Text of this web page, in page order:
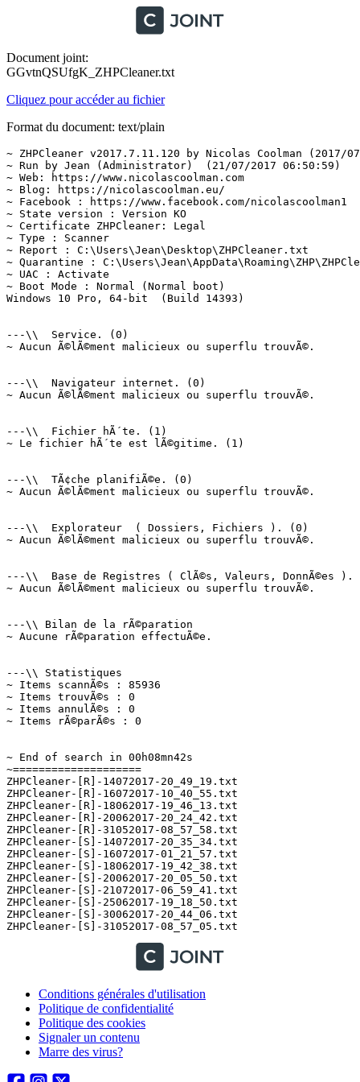
Document joint:
GGvtnQSUfgK_ZHPCleaner.txt
Cliquez pour accéder au fichier
Format du document: text/plain
~ ZHPCleaner v2017.7.11.120 by Nicolas Coolman (2017/
~ Run by Jean (Administrator)  (21/07/2017 06:50:59)
~ Web: https://www.nicolascoolman.com
~ Blog: https://nicolascoolman.eu/
~ Facebook : https://www.facebook.com/nicolascoolman1
~ State version : Version KO
~ Certificate ZHPCleaner: Legal
~ Type : Scanner
~ Report : C:\Users\Jean\Desktop\ZHPCleaner.txt
~ Quarantine :
~ UAC : Activate
~ Boot Mode : Normal (Normal boot)
Windows 10 Pro, 64-bit  (Build 14393)
---\\  Service. (0)
~ Aucun Ã©lÃ©ment malicieux ou superflu trouvÃ©.
---\\  Navigateur internet. (0)
~ Aucun Ã©lÃ©ment malicieux ou superflu trouvÃ©.
---\\  Fichier hÃ´te. (1)
~ Le fichier hÃ´te est lÃ©gitime. (1)
---\\  TÃ¢che planifiÃ©e. (0)
~ Aucun Ã©lÃ©ment malicieux ou superflu trouvÃ©.
---\\  Explorateur  ( Dossiers, Fichiers ). (0)
~ Aucun Ã©lÃ©ment malicieux ou superflu trouvÃ©.
---\\  Base de Registres ( ClÃ©s, Valeurs, DonnÃ©es ).
~ Aucun Ã©lÃ©ment malicieux ou superflu trouvÃ©.
---\\ Bilan de la rÃ©paration
~ Aucune rÃ©paration effectuÃ©e.
---\\ Statistiques
~ Items scannÃ©s : 85936
~ Items trouvÃ©s : 0
~ Items annulÃ©s : 0
~ Items rÃ©parÃ©s : 0
~ End of search in 00h08mn42s
~====================
ZHPCleaner-[R]-14072017-20_49_19.txt
ZHPCleaner-[R]-16072017-10_40_55.txt
ZHPCleaner-[R]-18062017-19_46_13.txt
ZHPCleaner-[R]-20062017-20_24_42.txt
ZHPCleaner-[R]-31052017-08_57_58.txt
ZHPCleaner-[S]-14072017-20_35_34.txt
ZHPCleaner-[S]-16072017-01_21_57.txt
ZHPCleaner-[S]-18062017-19_42_38.txt
ZHPCleaner-[S]-20062017-20_05_50.txt
ZHPCleaner-[S]-21072017-06_59_41.txt
ZHPCleaner-[S]-25062017-19_18_50.txt
ZHPCleaner-[S]-30062017-20_44_06.txt
Conditions générales d'utilisation
Politique de confidentialité
Politique des cookies
Signaler un contenu
Marre des virus?